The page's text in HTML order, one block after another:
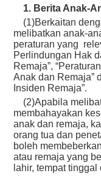
1. Berita Anak-
(1)Berkaitan
melibatkan anak-
peraturan yang
Perlindungan Hak
Remaja”,
Anak dan Remaja”
Insiden Remaja”.
(2)Apabila
membahayakan
anak dan remaja,
orang tua dan
boleh
atau remaja yang
lahir, tempat